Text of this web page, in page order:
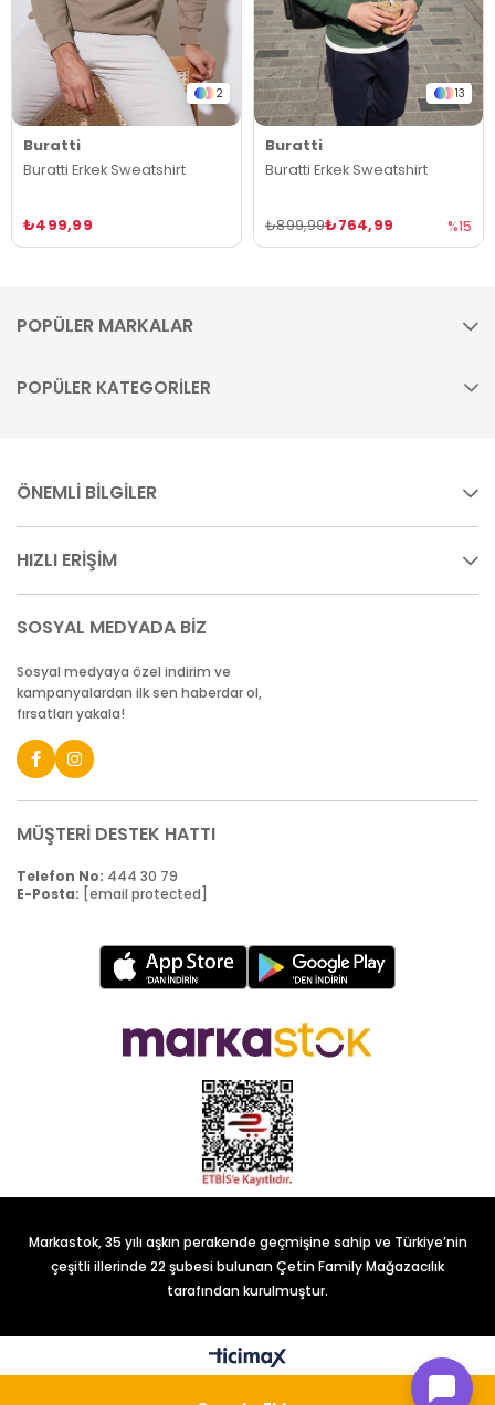
2
Buratti
Buratti Erkek Sweatshirt
₺499,99
13
Buratti
Buratti Erkek Sweatshirt
₺764,99
₺899,99 %15
POPÜLER MARKALAR
POPÜLER KATEGORİLER
ÖNEMLİ BİLGİLER
HIZLI ERİŞİM
SOSYAL MEDYADA BİZ
Sosyal medyaya özel indirim ve
kampanyalardan ilk sen haberdar ol,
fırsatları yakala!
MÜŞTERİ DESTEK HATTI
Telefon No: 444 30 79
E-Posta: [email protected]
Markastok, 35 yılı aşkın perakende geçmişine sahip ve Türkiye’nin
çeşitli illerinde 22 şubesi bulunan Çetin Family Mağazacılık
tarafından kurulmuştur.